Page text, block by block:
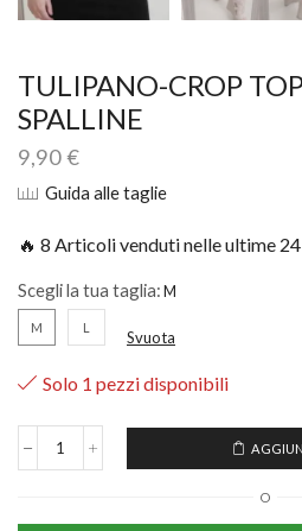
TULIPANO-CROP
SPALLINE
9,90€
Guida alle taglie
🔥 8 Articoli venduti nelle ultime
Scegli la tua taglia:
M L Svuota
Solo 1 pezzi disponibili
O